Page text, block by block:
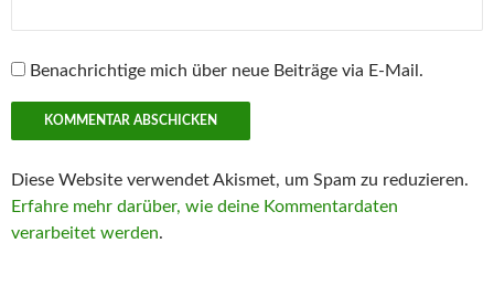
Benachrichtige mich über neue Beiträge via E-Mail.
Diese Website verwendet Akismet, um Spam zu reduzieren.
Erfahre mehr darüber, wie deine Kommentardaten
verarbeitet werden.